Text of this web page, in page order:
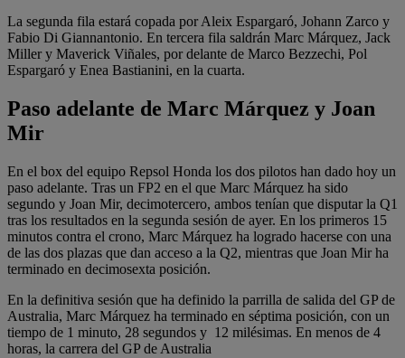
La segunda fila estará copada por Aleix Espargaró, Johann Zarco y
Fabio Di Giannantonio. En tercera fila saldrán Marc Márquez, Jack
Miller y Maverick Viñales, por delante de Marco Bezzechi, Pol
Espargaró y Enea Bastianini, en la cuarta.
Paso adelante de Marc Márquez y Joan
Mir
En el box del equipo Repsol Honda los dos pilotos han dado hoy un
paso adelante. Tras un FP2 en el que Marc Márquez ha sido
segundo y Joan Mir, decimotercero, ambos tenían que disputar la Q1
tras los resultados en la segunda sesión de ayer. En los primeros 15
minutos contra el crono, Marc Márquez ha logrado hacerse con una
de las dos plazas que dan acceso a la Q2, mientras que Joan Mir ha
terminado en decimosexta posición.
En la definitiva sesión que ha definido la parrilla de salida del GP de
Australia, Marc Márquez ha terminado en séptima posición, con un
tiempo de 1 minuto, 28 segundos y 12 milésimas. En menos de 4
horas, la carrera del GP de Australia